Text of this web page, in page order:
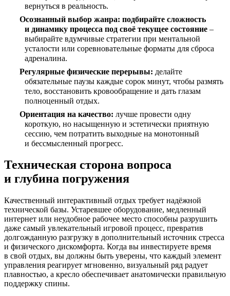
вернуться в реальность.
Осознанный выбор жанра: подбирайте сложность
и динамику процесса под своё текущее состояние –
выбирайте вдумчивые стратегии при ментальной
усталости или соревновательные форматы для сброса
адреналина.
Регулярные физические перерывы: делайте
обязательные паузы каждые сорок минут, чтобы размять
тело, восстановить кровообращение и дать глазам
полноценный отдых.
Ориентация на качество: лучше провести одну
короткую, но насыщенную и эстетически приятную
сессию, чем потратить выходные на монотонный
и бессмысленный прогресс.
Техническая сторона вопроса
и глубина погружения
Качественный интерактивный отдых требует надёжной
технической базы. Устаревшее оборудование, медленный
интернет или неудобное рабочее место способны разрушить
даже самый увлекательный игровой процесс, превратив
долгожданную разгрузку в дополнительный источник стресса
и физического дискомфорта. Когда вы инвестируете время
в свой отдых, вы должны быть уверены, что каждый элемент
управления реагирует мгновенно, визуальный ряд радует
плавностью, а кресло обеспечивает анатомически правильную
поддержку спины.